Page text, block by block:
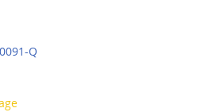
Q